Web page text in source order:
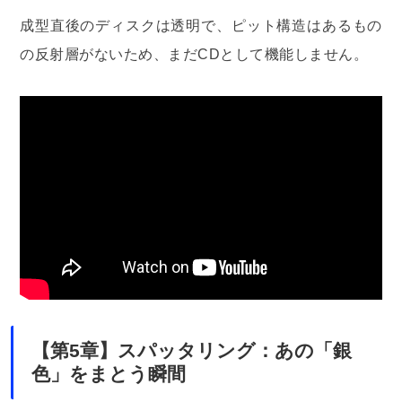
成型直後のディスクは透明で、ピット構造はあるもの
の反射層がないため、まだCDとして機能しません。
【第5章】スパッタリング：あの「銀
色」をまとう瞬間